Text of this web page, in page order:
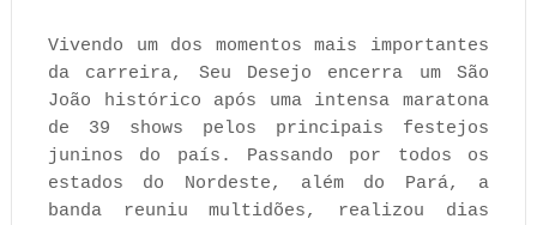
Vivendo um dos momentos mais importantes
da carreira, Seu Desejo encerra um São
João histórico após uma intensa maratona
de 39 shows pelos principais festejos
juninos do país. Passando por todos os
estados do Nordeste, além do Pará, a
banda reuniu multidões, realizou dias